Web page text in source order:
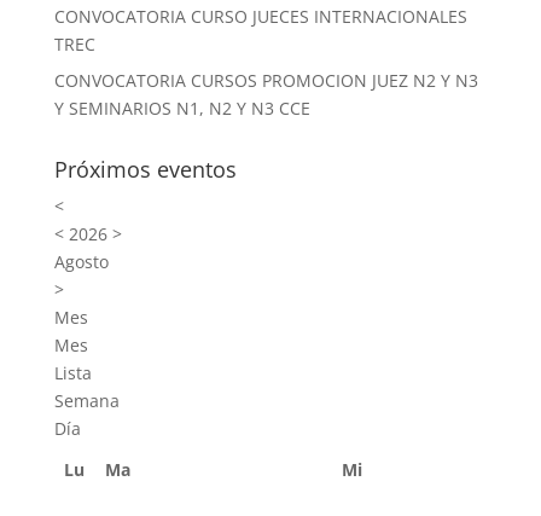
CONVOCATORIA CURSO JUECES INTERNACIONALES
TREC
CONVOCATORIA CURSOS PROMOCION JUEZ N2 Y N3
Y SEMINARIOS N1, N2 Y N3 CCE
Próximos eventos
<
<2026 >
Agosto
>
Mes
Mes
Lista
Semana
Día
Lu
Ma Mi